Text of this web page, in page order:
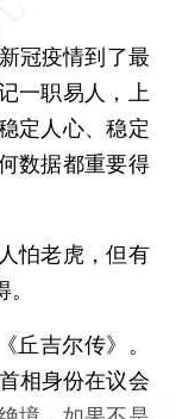
冠疫情到了最
一职易人，上
定人心、稳定
数据都重要得
怕老虎，但有
吉尔传》。
相身份在议会